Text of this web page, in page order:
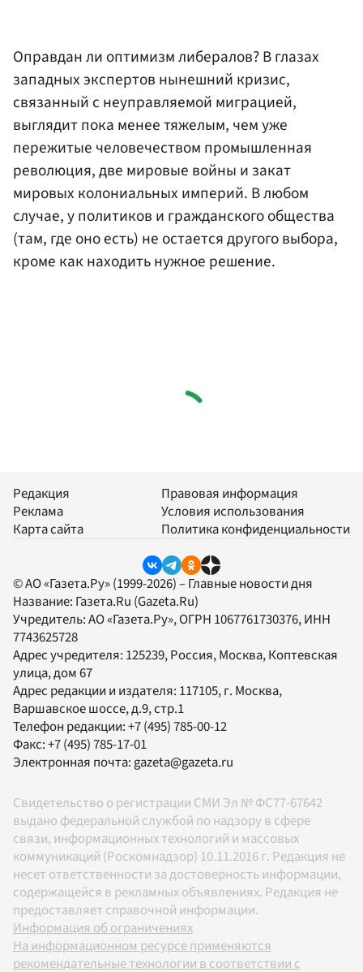
Оправдан ли оптимизм либералов? В глазах
западных экспертов нынешний кризис,
связанный с неуправляемой миграцией,
выглядит пока менее тяжелым, чем уже
пережитые человечеством промышленная
революция, две мировые войны и закат
мировых колониальных империй. В любом
случае, у политиков и гражданского общества
(там, где оно есть) не остается другого выбора,
кроме как находить нужное решение.
Редакция
Реклама
Карта сайта
Правовая информация
Условия использования
Политика конфиденциальности
© АО «Газета.Ру» (1999-2026) – Главные новости дня
Название: Газета.Ru (Gazeta.Ru)
Учредитель:АО «Газета.Ру», ОГРН 1067761730376, ИНН
7743625728
Адрес учредителя: 125239, Россия, Москва, Коптевская
улица, дом 67
Адрес редакции и издателя: 117105, г. Москва,
Варшавское шоссе, д.9, стр.1
Телефон редакции:+7 (495) 785-00-12
Факс:+7 (495) 785-17-01
Электронная почта: gazeta@gazeta.ru
Свидетельство о регистрации СМИ Эл № ФС77-67642
выдано федеральной службой по надзору в сфере
связи, информационных технологий и массовых
коммуникаций (Роскомнадзор) 10.11.2016 г. Редакция не
несет ответственности за достоверность информации,
содержащейся в рекламных объявлениях. Редакция не
предоставляет справочной информации.
Информация об ограничениях
На информационном ресурсе применяются
рекомендательные технологии в соответствии с